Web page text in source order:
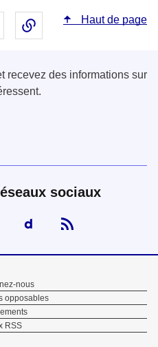
nouvelle fenêtre
- nouvelle fenêtre
sur Facebook - nouvelle
Partager par email - nouvelle
Copier le lien dans le
Haut de page
recevez des informations sur
sociaux
de fonction publique
de fonction publique
la page Instagram de fonction
Visiter la page You Tube de
Visiter la page
nous
opposables
RSS